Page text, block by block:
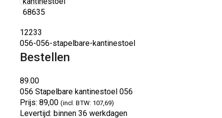
12233
056-056-stapelbare-kantinestoel
Bestellen
89.00
056 Stapelbare kantinestoel056
Prijs: 89,00 (incl. BTW: 107,69)
Levertijd: binnen 36 werkdagen